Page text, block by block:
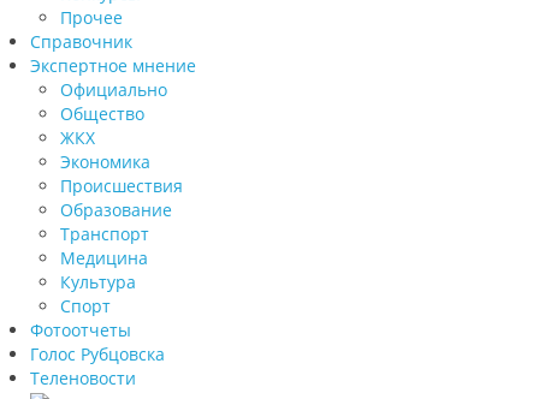
Прочее
Справочник
Экспертное мнение
Официально
Общество
ЖКХ
Экономика
Происшествия
Образование
Транспорт
Медицина
Культура
Спорт
Фотоотчеты
Голос Рубцовска
Теленовости